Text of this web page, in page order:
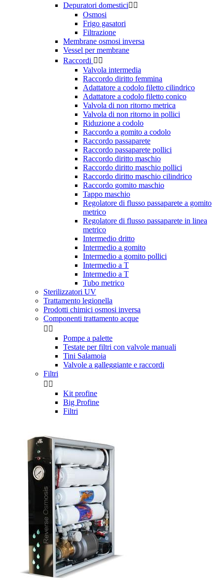
Depuratori domestici 
Osmosi
Frigo gasatori
Filtrazione
Membrane osmosi inversa
Vessel per membrane
Raccordi  
Valvola intermedia
Raccordo diritto femmina
Adattatore a codolo filetto cilindrico
Adattatore a codolo filetto conico
Valvola di non ritorno metrica
Valvola di non ritorno in pollici
Riduzione a codolo
Raccordo a gomito a codolo
Raccordo passaparete
Raccordo passaparete pollici
Raccordo diritto maschio
Raccordo diritto maschio pollici
Raccordo diritto maschio cilindrico
Raccordo gomito maschio
Tappo maschio
Regolatore di flusso passaparete a gomito
metrico
Regolatore di flusso passaparete in linea
metrico
Intermedio dritto
Intermedio a gomito
Intermedio a gomito pollici
Intermedio a T
Intermedio a T
Tubo metrico
Sterilizzatori UV
Trattamento legionella
Prodotti chimici osmosi inversa
Componenti trattamento acque
 
Pompe a palette
Testate per filtri con valvole manuali
Tini Salamoia
Valvole a galleggiante e raccordi
Filtri
 
Kit profine
Big Profine
Filtri